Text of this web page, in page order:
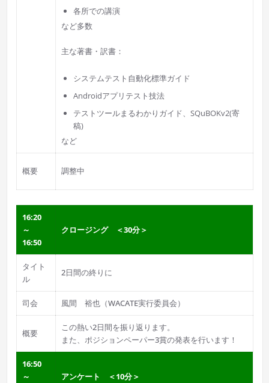
各所での講演
など多数
主な著書・訳書：
システムテスト自動化標準ガイド
Androidアプリテスト技法
テストツールまるわかりガイド、SQuBOKv2(寄
稿)
など
概要 調整中
16:20
～
16:50
クロージング ＜30分＞
タイト
ル
2日間の終りに
司会 風間 裕也（WACATE実行委員会）
概要
この熱い2日間を振り返ります。
また、ポジションペーパー3賞の発表を行います！
16:50
～
アンケート ＜10分＞